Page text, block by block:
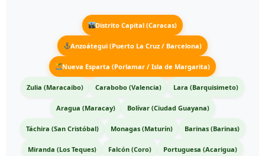
Distrito Capital (Caracas)
Anzoátegui (Puerto La Cruz / Barcelona)
Nueva Esparta (Porlamar / Isla de Margarita)
Zulia (Maracaibo) Carabobo (Valencia) Lara (Barquisimeto)
Aragua (Maracay) Bolívar (Ciudad Guayana)
Táchira (San Cristóbal) Monagas (Maturín) Barinas (Barinas)
Miranda (Los Teques) Falcón (Coro) Portuguesa (Acarigua)